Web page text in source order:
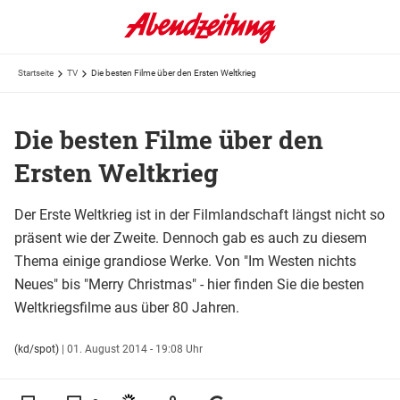
Startseite TV Die besten Filme über den Ersten Weltkrieg
Die besten Filme über den
Ersten Weltkrieg
Der Erste Weltkrieg ist in der Filmlandschaft längst nicht so
präsent wie der Zweite. Dennoch gab es auch zu diesem
Thema einige grandiose Werke. Von "Im Westen nichts
Neues" bis "Merry Christmas" - hier finden Sie die besten
Weltkriegsfilme aus über 80 Jahren.
(kd/spot) | 01. August 2014 - 19:08 Uhr